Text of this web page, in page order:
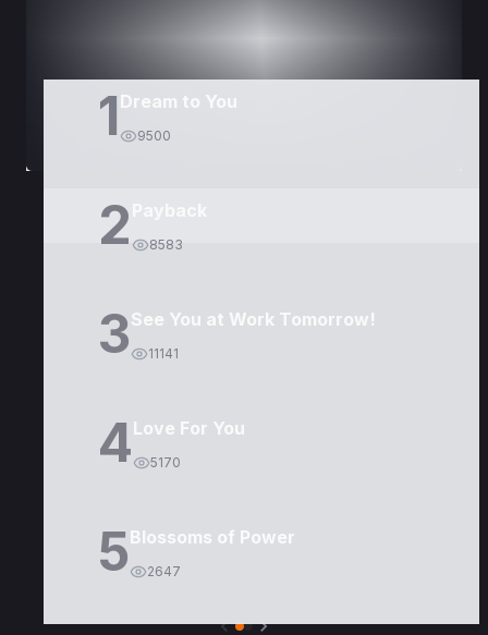
1 Dream to You
9500
2 8583
3See You at Work Tomorrow!
11141
4Love For You
5170
5Blossoms of Power
2647